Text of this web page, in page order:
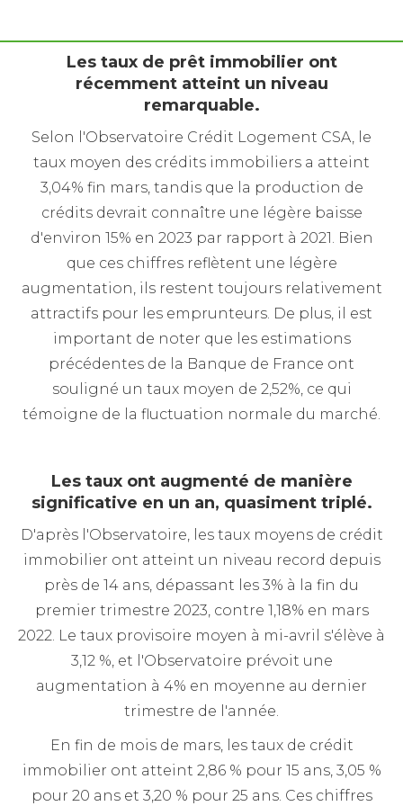
Les taux de prêt immobilier ont
récemment atteint un niveau
remarquable.
Selon l'Observatoire Crédit Logement CSA, le
taux moyen des crédits immobiliers a atteint
3,04% fin mars, tandis que la production de
crédits devrait connaître une légère baisse
d'environ 15% en 2023 par rapport à 2021. Bien
que ces chiffres reflètent une légère
augmentation, ils restent toujours relativement
attractifs pour les emprunteurs. De plus, il est
important de noter que les estimations
précédentes de la Banque de France ont
souligné un taux moyen de 2,52%, ce qui
témoigne de la fluctuation normale du marché.
Les taux ont augmenté de manière
significative en un an, quasiment triplé.
D'après l'Observatoire, les taux moyens de crédit
immobilier ont atteint un niveau record depuis
près de 14 ans, dépassant les 3% à la fin du
premier trimestre 2023, contre 1,18% en mars
2022. Le taux provisoire moyen à mi-avril s'élève à
3,12 %, et l'Observatoire prévoit une
augmentation à 4% en moyenne au dernier
trimestre de l'année.
En fin de mois de mars, les taux de crédit
immobilier ont atteint 2,86 % pour 15 ans, 3,05 %
pour 20 ans et 3,20 % pour 25 ans. Ces chiffres